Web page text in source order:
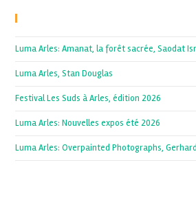
Luma Arles: Amanat, la forêt sacrée, Saodat
Luma Arles, Stan Douglas
Festival Les Suds à Arles, édition 2026
Luma Arles: Nouvelles expos été 2026
Luma Arles: Overpainted Photographs,